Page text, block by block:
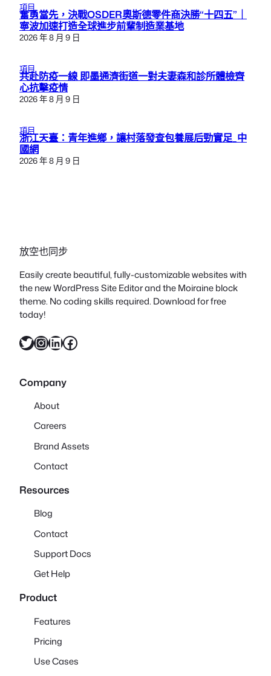
項目
奮勇當先，決戰OSDER奧斯德零件商決勝“十四五”｜
寧波加速打造全球進步前輩制造業基地
2026 年 8 月 9 日
項目
共赴防疫一線 即墨通濟街道一對夫妻森和診所體檢齊
心抗擊疫情
2026 年 8 月 9 日
項目
浙江天臺：青年進鄉，讓村落發查包養展后勁實足_中
國網
2026 年 8 月 9 日
放空也同步
Easily create beautiful, fully-customizable websites with
the new WordPress Site Editor and the Moiraine block
theme. No coding skills required. Download for free
today!
X InstagramLinkedIn Facebook
Company
About
Careers
Brand Assets
Contact
Resources
Blog
Contact
Support Docs
Get Help
Product
Features
Pricing
Use Cases